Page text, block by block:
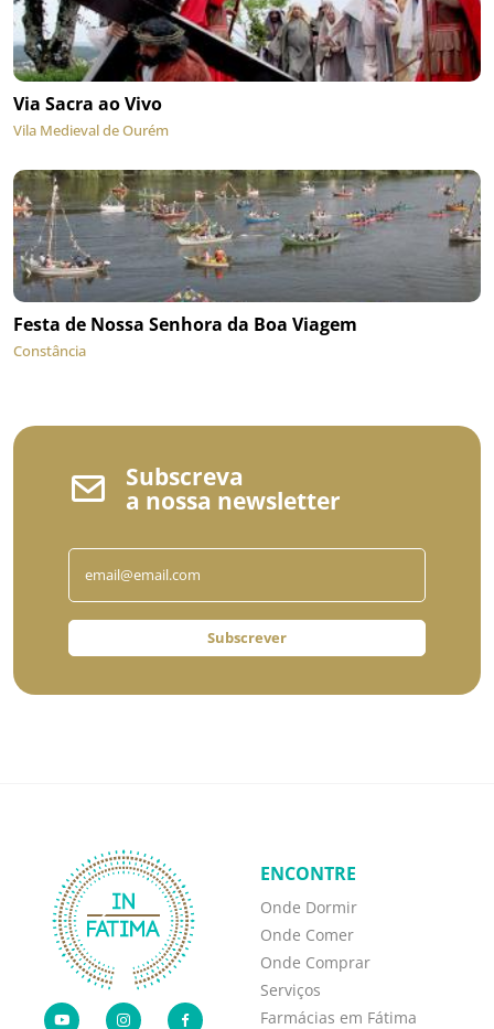
Via Sacra ao Vivo
Vila Medieval de Ourém
Festa de Nossa Senhora da Boa Viagem
Constância
Subscreva
a nossa newsletter
Subscrever
ENCONTRE
Onde Dormir
Onde Comer
Onde Comprar
Serviços
Farmácias em Fátima